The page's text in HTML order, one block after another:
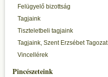
Felügyelő bizottság
Tagjaink
Tiszteletbeli tagjaink
Tagjaink, Szent Erzsébet Tagozat
Vincellérek
Pincészeteink